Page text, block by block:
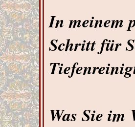
In meinem
Schritt für
Was Sie im